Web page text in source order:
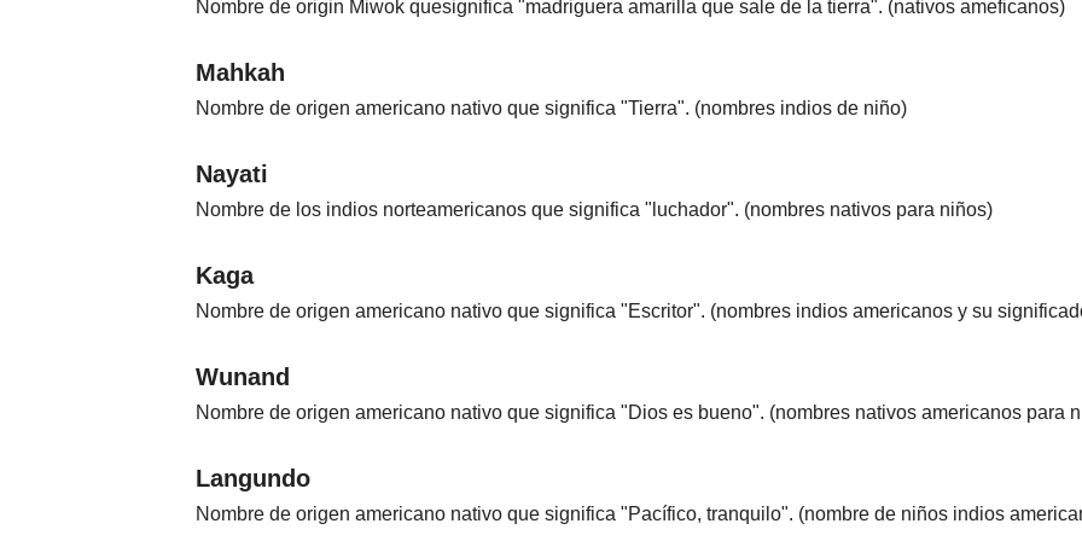
Nombre de origin Miwok quesignifica "madriguera amarilla que sale de la tierra". (nativos ameficanos)
Mahkah
Nombre de origen americano nativo que significa "Tierra". (nombres indios de niño)
Nayati
Nombre de los indios norteamericanos que significa "luchador". (nombres nativos para niños)
Kaga
Nombre de origen americano nativo que significa "Escritor". (nombres indios americanos y su
Wunand
Nombre de origen americano nativo que significa "Dios es bueno". (nombres nativos americanos para
Langundo
Nombre de origen americano nativo que significa "Pacífico, tranquilo". (nombre de niños indios